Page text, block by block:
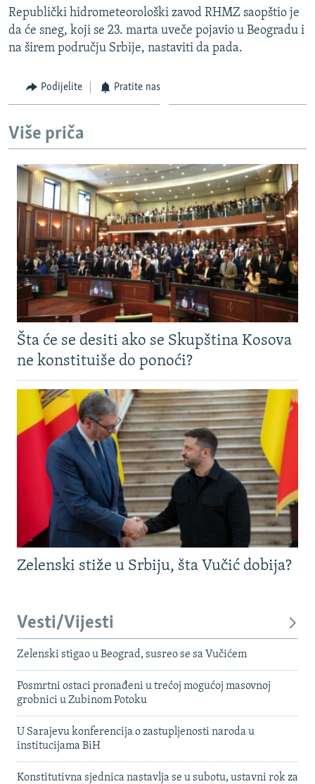
Republički hidrometeorološki zavod RHMZ saopštio je
da će sneg, koji se 23. marta uveče pojavio u Beogradu i
na širem području Srbije, nastaviti da pada.
Podijelite Pratite nas
Više priča
Šta će se desiti ako se Skupština Kosova
ne konstituiše do ponoći?
Zelenski stiže u Srbiju, šta Vučić dobija?
Vesti/Vijesti
Zelenski stigao u Beograd, susreo se sa Vučićem
Posmrtni ostaci pronađeni u trećoj mogućoj masovnoj
grobnici u Zubinom Potoku
U Sarajevu konferencija o zastupljenosti naroda u
institucijama BiH
Konstitutivna sjednica nastavlja se u subotu, ustavni rok za